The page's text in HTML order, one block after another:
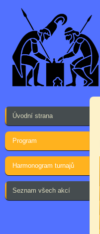
Úvodní strana
Program
Harmonogram turnajů
Seznam všech akcí